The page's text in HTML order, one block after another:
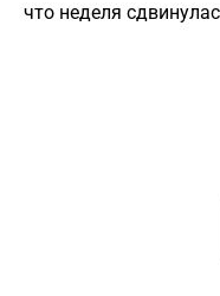
что неделя